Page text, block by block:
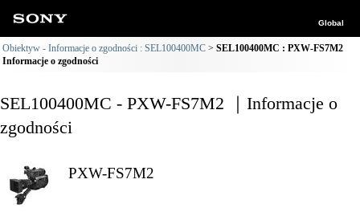
Global
Obiektyw - Informacje o zgodności : SEL100400MC
SEL100400MC : PXW-FS7M2
Informacje o zgodności
SEL100400MC - PXW-FS7M2 ｜Informacje o
zgodności
PXW-FS7M2